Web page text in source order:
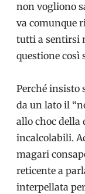
non vogliono
va comunque
tutti a sentirsi
questione così
Perché insisto
da un lato il
allo choc della
incalcolabili.
magari
reticente a
interpellata